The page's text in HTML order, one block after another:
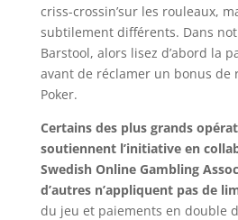
criss-crossin’sur les rouleaux,
subtilement différents. Dans
Barstool, alors lisez d’abord la
avant de réclamer un bonus de
Poker.
Certains des plus grands
soutiennent l’initiative en
Swedish Online Gambling
d’autres n’appliquent pas de
du jeu et paiements en double